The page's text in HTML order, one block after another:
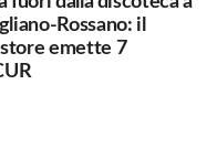
Rossano: il
emette 7